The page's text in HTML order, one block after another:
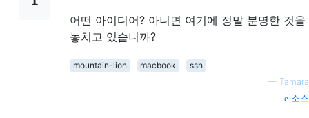
어떤 아이디어? 아니면 여기에 정말 분명한 것을
놓치고 있습니까?
mountain-lion macbook
ssh
— Tamara
소스